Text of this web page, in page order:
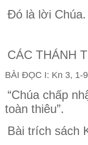
Đó là lời Chúa.
CÁC THÁNH
BÀI ĐỌC I: Kn 3, 1-9
“Chúa chấp
toàn thiêu”.
Bài trích sách